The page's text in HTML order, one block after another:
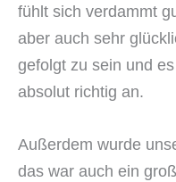
fühlt sich verdammt
aber auch sehr
gefolgt zu sein und
absolut richtig an.
Außerdem wurde
das war auch ein